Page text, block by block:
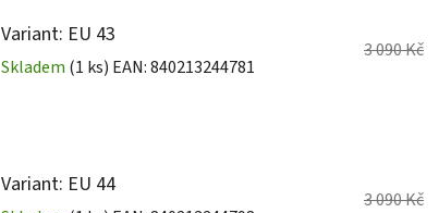
Variant: EU 43
Skladem (1 ks) EAN:840213244781
3 090 Kč
Variant: EU 44
3 090 Kč